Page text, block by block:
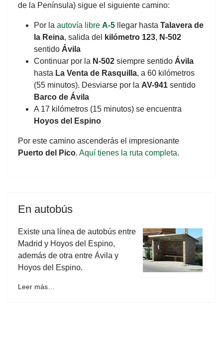
de la Península) sigue el siguiente camino:
Por la autovía libre A-5 llegar hasta Talavera de
la Reina, salida del kilómetro 123, N-502
sentido Ávila
Continuar por la N-502 siempre sentido Ávila
hasta La Venta de Rasquilla, a 60 kilómetros
(55 minutos). Desviarse por la AV-941 sentido
Barco de Ávila
A 17 kilómetros (15 minutos) se encuentra
Hoyos del Espino
Por este camino ascenderás el impresionante
Puerto del Pico. Aquí tienes la ruta completa.
En autobús
Existe una línea de autobús entre
Madrid y Hoyos del Espino,
además de otra entre Ávila y
Hoyos del Espino.
Leer más…